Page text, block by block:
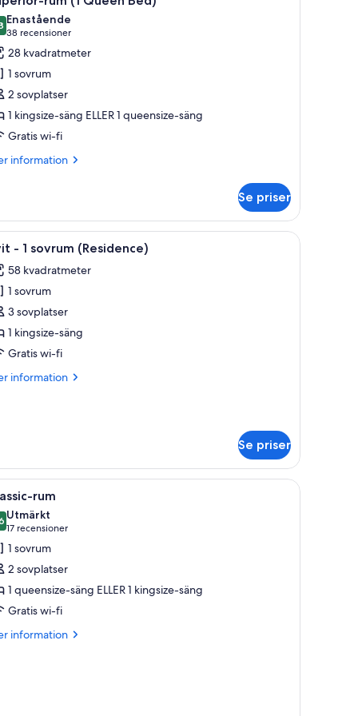
av 10
Enastående
38 recensioner
(38 recensioner)
28 kvadratmeter
1 sovrum
2 sovplatser
1 kingsize-säng ELLER 1 queensize-säng
Gratis wi-fi
information
Se priser
ett litet bord och ett fönster med gardiner.Ett hotellrum med en stor säng, ett
13 - 1 sovrum (Residence)
58 kvadratmeter
1 sovrum
3 sovplatser
1 kingsize-säng
Gratis wi-fi
information
Se priser
Ett hotellrum med en stor säng, ett
7 rum
av 10
Utmärkt
17 recensioner
(17 recensioner)
1 sovrum
2 sovplatser
1 queensize-säng ELLER 1 kingsize-säng
Gratis wi-fi
information